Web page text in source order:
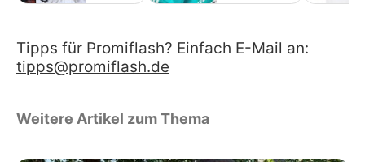
Tipps für Promiflash? Einfach E-Mail an:
tipps@promiflash.de
Weitere Artikel zum Thema